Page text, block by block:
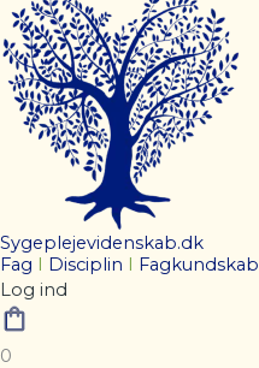
Sygeplejevidenskab.dk
Fag I Disciplin I Fagkundskab
Log ind
0